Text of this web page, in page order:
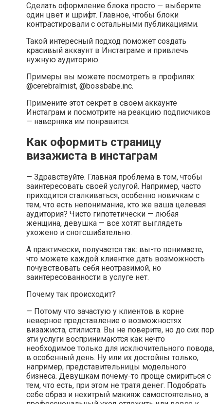
Сделать оформление блока просто — выберите
один цвет и шрифт. Главное, чтобы блоки
контрастировали с остальными публикациями.
Такой интересный подход поможет создать
красивый аккаунт в Инстаграме и привлечь
нужную аудиторию.
Примеры вы можете посмотреть в профилях:
@cerebralmist, @bossbabe.inc.
Примените этот секрет в своем аккаунте
Инстаграм и посмотрите на реакцию подписчиков
— наверняка им понравится.
Как оформить страницу
визажиста в инстаграм
— Здравствуйте. Главная проблема в том, чтобы
заинтересовать своей услугой. Например, часто
приходится сталкиваться, особенно новичкам с
тем, что есть непонимание, кто же ваша целевая
аудитория? Чисто гипотетически — любая
женщина, девушка — все хотят выглядеть
ухожено и сногсшибательно.
А практически, получается так: вы-то понимаете,
что можете каждой клиентке дать возможность
почувствовать себя неотразимой, но
заинтересованности в услуге нет.
Почему так происходит?
— Потому что зачастую у клиентов в корне
неверное представление о возможностях
визажиста, стилиста. Вы не поверите, но до сих пор
эти услуги воспринимаются как нечто
необходимое только для исключительного повода,
в особенный день. Ну или их достойны только,
например, представительницы модельного
бизнеса. Девушкам почему-то проще смириться с
тем, что есть, при этом не тратя денег. Подобрать
себе образ и нехитрый макияж самостоятельно, а